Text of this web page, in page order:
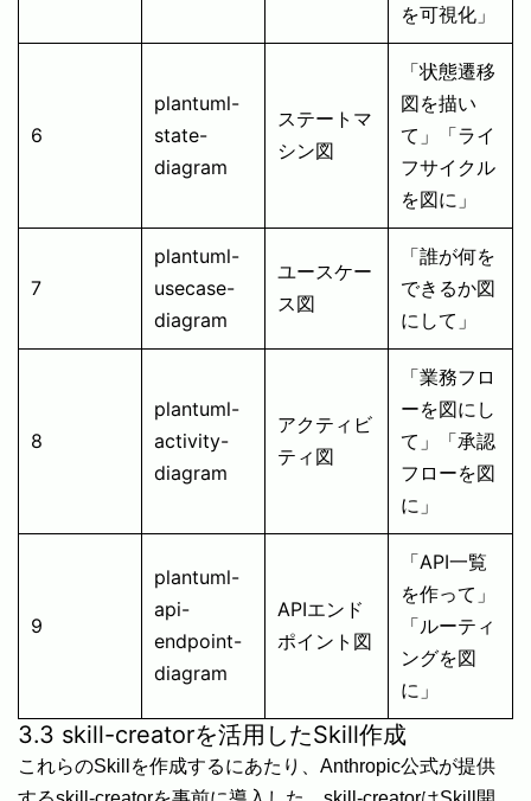
を可視化」
6
plantuml-
state-
diagram
ステートマ
シン図
「状態遷移
図を描い
て」「ライ
フサイクル
を図に」
7
plantuml-
usecase-
diagram
ユースケー
ス図
「誰が何を
できるか図
にして」
8
plantuml-
activity-
diagram
アクティビ
ティ図
「業務フロ
ーを図にし
て」「承認
フローを図
に」
9
plantuml-
api-
endpoint-
diagram
APIエンド
ポイント図
「API一覧
を作って」
「ルーティ
ングを図
に」
3.3 skill-creatorを活用したSkill作成
これらのSkillを作成するにあたり、Anthropic公式が提供